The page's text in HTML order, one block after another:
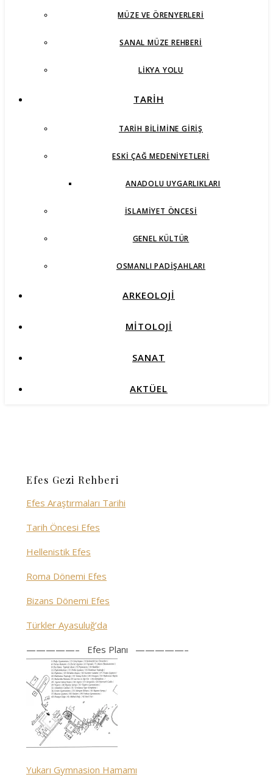
MÜZE VE ÖRENYERLERI
SANAL MÜZE REHBERI
LIKYA YOLU
TARİH
TARIH BILIMINE GIRIŞ
ESKI ÇAĞ MEDENIYETLERI
ANADOLU UYGARLIKLARI
İSLAMIYET ÖNCESI
GENEL KÜLTÜR
OSMANLI PADIŞAHLARI
ARKEOLOJİ
MİTOLOJİ
SANAT
AKTÜEL
Efes Gezi Rehberi
Efes Araştırmaları Tarihi
Tarih Öncesi Efes
Hellenistik Efes
Roma Dönemi Efes
Bizans Dönemi Efes
Türkler Ayasuluğ’da
—————– Efes Planı —————–
Yukarı Gymnasion Hamamı